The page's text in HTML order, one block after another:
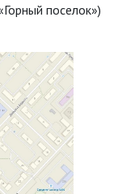
поселок»)